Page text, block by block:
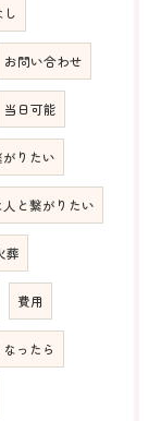
お問い合わせ
当日可能
りたい
と繋がりたい
葬
費用
ったら